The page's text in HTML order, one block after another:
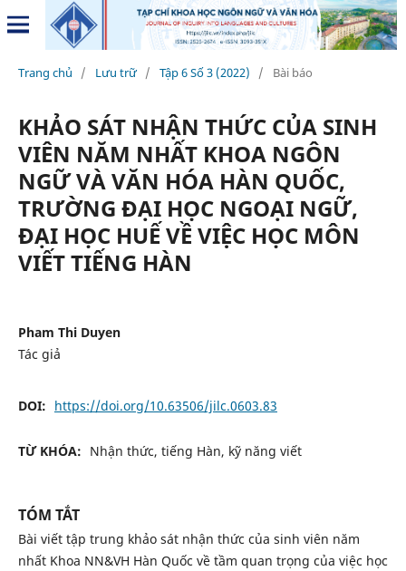
Trang chủ / Lưu trữ / Tập 6 Số 3 (2022) / Bài báo
KHẢO SÁT NHẬN THỨC CỦA SINH
VIÊN NĂM NHẤT KHOA NGÔN
NGỮ VÀ VĂN HÓA HÀN QUỐC,
TRƯỜNG ĐẠI HỌC NGOẠI NGỮ,
ĐẠI HỌC HUẾ VỀ VIỆC HỌC MÔN
VIẾT TIẾNG HÀN
Pham Thi Duyen
Tác giả
DOI: https://doi.org/10.63506/jilc.0603.83
TỪ KHÓA: Nhận thức, tiếng Hàn, kỹ năng viết
TÓM TẮT
Bài viết tập trung khảo sát nhận thức của sinh viên năm
nhất Khoa NN&VH Hàn Quốc về tầm quan trọng của việc học